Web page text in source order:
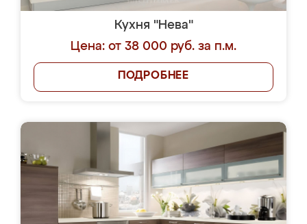
Кухня "Нева"
Цена: от 38 000 руб. за п.м.
ПОДРОБНЕЕ